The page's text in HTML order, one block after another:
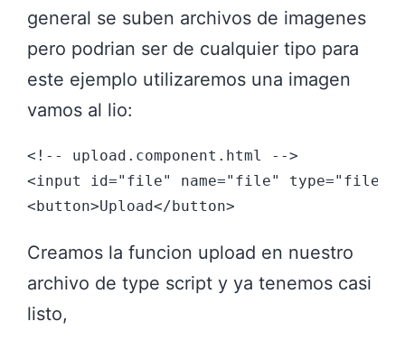
general se suben archivos de imagenes
pero podrian ser de cualquier tipo para
este ejemplo utilizaremos una imagen
vamos al lio:
<!-- upload.component.html -->
<input id="file" name="file" type="file"
Creamos la funcion upload en nuestro
archivo de type script y ya tenemos casi
listo,